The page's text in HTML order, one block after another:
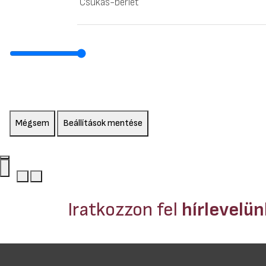
Csukás-bérlet
Mégsem Beállítások mentése
Iratkozzon fel